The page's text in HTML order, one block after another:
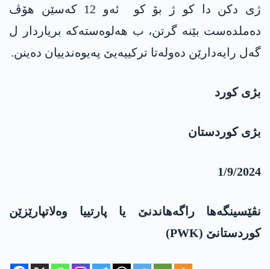
ژی دکن دا کو ژ بۆ کو ئەو 12 کەسێن ھۆڤ
دەملدەست بێنە گرتن، ب ھەلوەستەکە بریاردار ل
گەل رایەدارێن دەولەتا ترکییەیێ پەیوەندییان دەینن.
بژی کورد
بژی کوردستان
1/9/2024
نڤێسینگەها راگەھاندنێ یا پارتییا وەلاتپارێزێن
کوردستانێ (PWK)